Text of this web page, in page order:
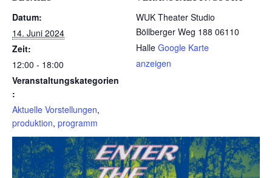
Datum:
14. Juni 2024
Zeit:
12:00 - 18:00
Veranstaltungskategorien
:
Aktuelle Vorstellungen,
produktion, programm
WUK Theater Studio
Böllberger Weg 188 06110
Halle Google Karte
anzeigen